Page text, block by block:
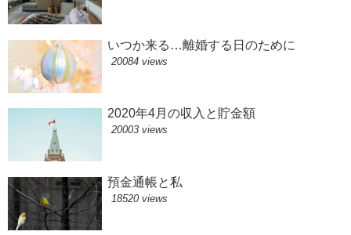
いつか来る…離婚する日のために
20084 views
2020年4月の収入と貯金額
20003 views
預金通帳と私
18520 views